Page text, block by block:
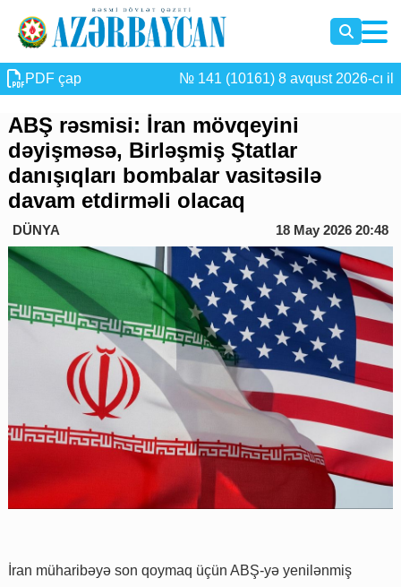
PDF çap № 141 (10161) 8 avqust 2026-cı il
ABŞ rəsmisi: İran mövqeyini
dəyişməsə, Birləşmiş Ştatlar
danışıqları bombalar vasitəsilə
davam etdirməli olacaq
DÜNYA 18 May 2026 20:48
İran müharibəyə son qoymaq üçün ABŞ-yə yenilənmiş